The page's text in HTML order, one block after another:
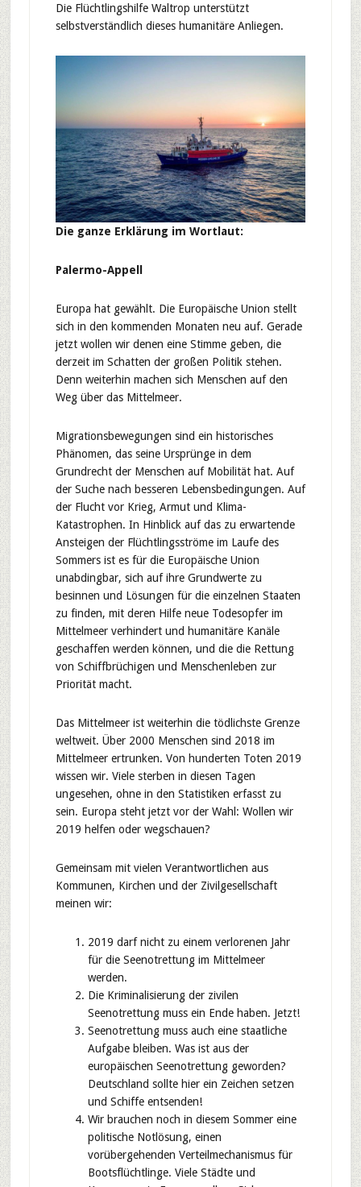
Die Flüchtlingshilfe Waltrop unterstützt
selbstverständlich dieses humanitäre Anliegen.
Die ganze Erklärung im Wortlaut:
Palermo-Appell
Europa hat gewählt. Die Europäische Union stellt
sich in den kommenden Monaten neu auf. Gerade
jetzt wollen wir denen eine Stimme geben, die
derzeit im Schatten der großen Politik stehen.
Denn weiterhin machen sich Menschen auf den
Weg über das Mittelmeer.
Migrationsbewegungen sind ein historisches
Phänomen, das seine Ursprünge in dem
Grundrecht der Menschen auf Mobilität hat. Auf
der Suche nach besseren Lebensbedingungen. Auf
der Flucht vor Krieg, Armut und Klima-
Katastrophen. In Hinblick auf das zu erwartende
Ansteigen der Flüchtlingsströme im Laufe des
Sommers ist es für die Europäische Union
unabdingbar, sich auf ihre Grundwerte zu
besinnen und Lösungen für die einzelnen Staaten
zu finden, mit deren Hilfe neue Todesopfer im
Mittelmeer verhindert und humanitäre Kanäle
geschaffen werden können, und die die Rettung
von Schiffbrüchigen und Menschenleben zur
Priorität macht.
Das Mittelmeer ist weiterhin die tödlichste Grenze
weltweit. Über 2000 Menschen sind 2018 im
Mittelmeer ertrunken. Von hunderten Toten 2019
wissen wir. Viele sterben in diesen Tagen
ungesehen, ohne in den Statistiken erfasst zu
sein. Europa steht jetzt vor der Wahl: Wollen wir
2019 helfen oder wegschauen?
Gemeinsam mit vielen Verantwortlichen aus
Kommunen, Kirchen und der Zivilgesellschaft
meinen wir:
2019 darf nicht zu einem verlorenen Jahr
für die Seenotrettung im Mittelmeer
werden.
Die Kriminalisierung der zivilen
Seenotrettung muss ein Ende haben. Jetzt!
Seenotrettung muss auch eine staatliche
Aufgabe bleiben. Was ist aus der
europäischen Seenotrettung geworden?
Deutschland sollte hier ein Zeichen setzen
und Schiffe entsenden!
Wir brauchen noch in diesem Sommer eine
politische Notlösung, einen
vorübergehenden Verteilmechanismus für
Bootsflüchtlinge. Viele Städte und